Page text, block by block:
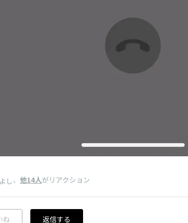
し、 他14人がリアクション
ね 返信する